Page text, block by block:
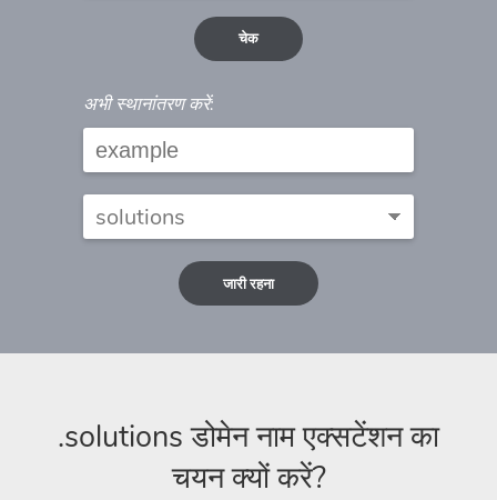
चेक
अभी स्थानांतरण करें:
जारी रहना
.solutions डोमेन नाम एक्सटेंशन का
चयन क्यों करें?